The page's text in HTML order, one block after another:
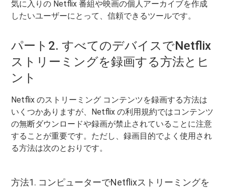
気に入りの Netflix 番組や映画の個人アーカイブを作成
したいユーザーにとって、信頼できるツールです。
パート2. すべてのデバイスでNetflix
ストリーミングを録画する方法とヒ
ント
Netflix のストリーミング コンテンツを録画する方法は
いくつかありますが、Netflix の利用規約ではコンテンツ
の無断ダウンロードや録画が禁止されていることに注意
することが重要です。ただし、録画目的でよく使用され
る方法は次のとおりです。
方法1. コンピューターでNetflixストリーミングを